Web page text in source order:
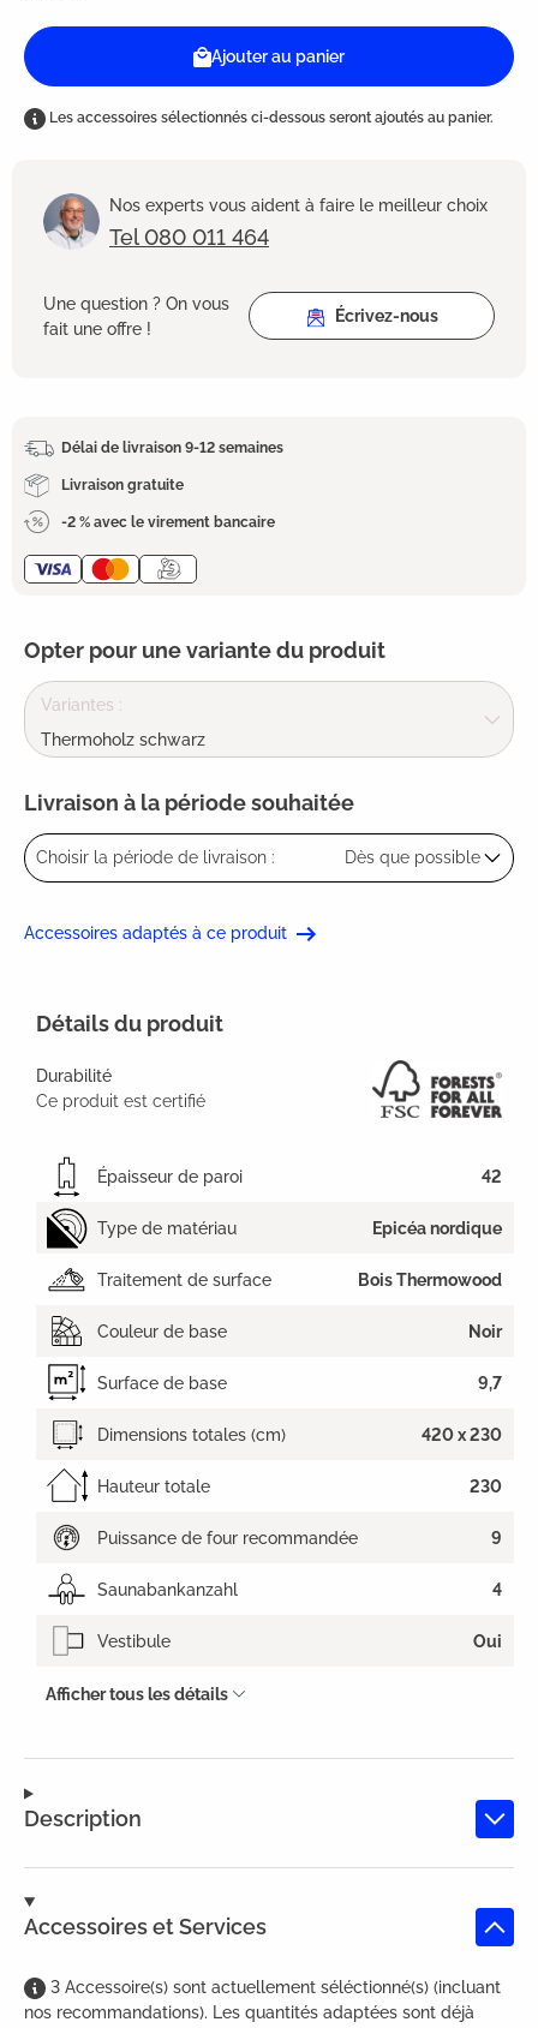
Ajouter au panier
Les accessoires sélectionnés ci-dessous seront ajoutés au panier.
Nos experts vous aident à faire le meilleur choix
Tel 080 011 464
Une question ? On vous
fait une offre !
Écrivez-nous
Délai de livraison 9-12 semaines
Livraison gratuite
-2 % avec le virement bancaire
Opter pour une variante du produit
Variantes :
Thermoholz schwarz
Livraison à la période souhaitée
Choisir la période de livraison : Dès que possible
Accessoires adaptés à ce produit
Description
Accessoires et Services
3 Accessoire(s) sont actuellement séléctionné(s) (incluant
nos recommandations). Les quantités adaptées sont déjà
Détails du produit
Durabilité
Ce produit est certifié
Épaisseur de paroi 42
Type de matériau Epicéa nordique
Traitement de surface Bois Thermowood
Couleur de base Noir
Surface de base 9,7
Dimensions totales (cm) 420 x 230
Hauteur totale 230
Puissance de four recommandée 9
Saunabankanzahl 4
Vestibule Oui
Afficher tous les détails